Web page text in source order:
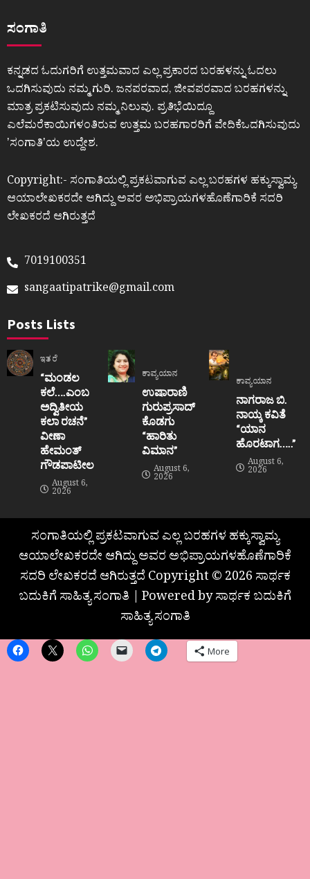
ಸಂಗಾತಿ
ಕನ್ನಡದ ಓದುಗರಿಗೆ ಉತ್ತಮವಾದ ಎಲ್ಲ ಪ್ರಕಾರದ ಬರಹಳನ್ನು ಓದಲು
ಒದಗಿಸುವುದು ನಮ್ಮ ಗುರಿ. ಜನಪರವಾದ, ಜೀವಪರವಾದ ಬರಹಗಳನ್ನು
ಮಾತ್ರ ಪ್ರಕಟಿಸುವುದು ನಮ್ಮ ನಿಲುವು. ಪ್ರತಿಭೆಯಿದ್ದೂ
ಎಲೆಮರೆಕಾಯಿಗಳಂತಿರುವ ಉತ್ತಮ ಬರಹಗಾರರಿಗೆ ವೇದಿಕೆಒದಗಿಸುವುದು
ʼಸಂಗಾತಿʼಯ ಉದ್ದೇಶ.
Copyright:- ಸಂಗಾತಿಯಲ್ಲಿ ಪ್ರಕಟವಾಗುವ ಎಲ್ಲ ಬರಹಗಳ ಹಕ್ಕುಸ್ವಾಮ್ಯ
ಆಯಾಲೇಖಕರದೇ ಆಗಿದ್ದು ಅವರ ಅಭಿಪ್ರಾಯಗಳಹೊಣೆಗಾರಿಕೆ ಸದರಿ
ಲೇಖಕರದೆ ಆಗಿರುತ್ತದೆ
7019100351
sangaatipatrike@gmail.com
Posts Lists
ಇತರೆ
“ಮಂಡಲ
ಕಲೆ….ಎಂಬ
ಅದ್ವಿತೀಯ
ಕಲಾ ರಚನೆ”‌
ವೀಣಾ
ಹೇಮಂತ್‌
ಗೌಡಪಾಟೀಲ
August 6,
2026
ಕಾವ್ಯಯಾನ
ಉಷಾರಾಣಿ
ಗುರುಪ್ರಸಾದ್
ಕೊಡಗು
“ಹಾರಿತು
ವಿಮಾನ”
August 6,
2026
ಕಾವ್ಯಯಾನ
ನಾಗರಾಜ ಬಿ.
ನಾಯ್ಕ ಕವಿತೆ
“ಯಾನ
ಹೊರಟಾಗ…..”
August 6,
2026
ಸಂಗಾತಿಯಲ್ಲಿ ಪ್ರಕಟವಾಗುವ ಎಲ್ಲ ಬರಹಗಳ ಹಕ್ಕುಸ್ವಾಮ್ಯ
ಆಯಾಲೇಖಕರದೇ ಆಗಿದ್ದು ಅವರ ಅಭಿಪ್ರಾಯಗಳಹೊಣೆಗಾರಿಕೆ
ಸದರಿ ಲೇಖಕರದೆ ಆಗಿರುತ್ತದೆ Copyright © 2026 ಸಾರ್ಥಕ
ಬದುಕಿಗೆ ಸಾಹಿತ್ಯ ಸಂಗಾತಿ | Powered by ಸಾರ್ಥಕ ಬದುಕಿಗೆ
ಸಾಹಿತ್ಯ ಸಂಗಾತಿ
More